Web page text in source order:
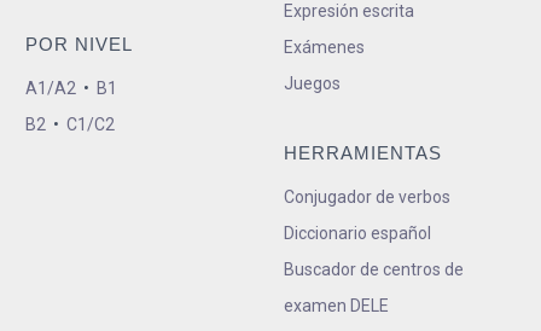
POR NIVEL
A1/A2 • B1
B2 • C1/C2
Expresión escrita
Exámenes
Juegos
HERRAMIENTAS
Conjugador de verbos
Diccionario español
Buscador de centros de
examen DELE